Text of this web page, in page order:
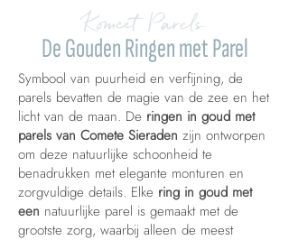
Komeet Parels
De Gouden Ringen met Parel
Symbool van puurheid en verfijning, de
parels bevatten de magie van de zee en het
licht van de maan. De ringen in goud met
parels van Comete Sieraden zijn ontworpen
om deze natuurlijke schoonheid te
benadrukken met elegante monturen en
zorgvuldige details. Elke ring in goud met
een natuurlijke parel is gemaakt met de
grootste zorg, waarbij alleen de meest